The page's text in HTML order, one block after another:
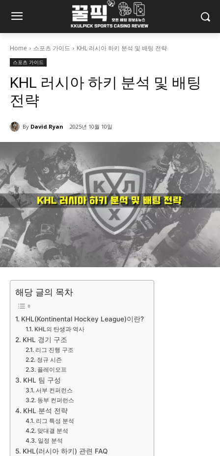
Home 스포츠 가이드 KHL 러시아 하키 분석 및 배팅 전략
스포츠 가이드
KHL 러시아 하키 분석 및 배팅
전략
By David Ryan 2025년 10월 10일
해당 글의 목차
KHL(Kontinental Hockey League)이란?
KHL의 탄생과 역사
KHL 경기 구조
리그 진행 구조
정규 시즌
플레이오프
KHL 팀 구성
서부 컨퍼런스
동부 컨퍼런스
KHL 분석 전략
리그 특성 분석
맞대결 분석
일정 분석
KHL(러시아 하키) 관련 FAQ